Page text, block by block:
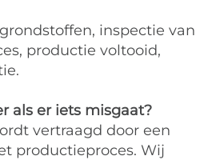
inspectie van
productie voltooid,
als er iets misgaat?
vertraagd door een
productieproces. Wij